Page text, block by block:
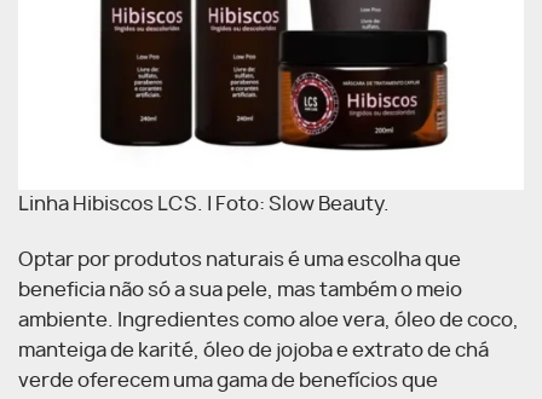
Linha Hibiscos LCS. | Foto: Slow Beauty.
Optar por produtos naturais é uma escolha que
beneficia não só a sua pele, mas também o meio
ambiente. Ingredientes como aloe vera, óleo de coco,
manteiga de karité, óleo de jojoba e extrato de chá
verde oferecem uma gama de benefícios que